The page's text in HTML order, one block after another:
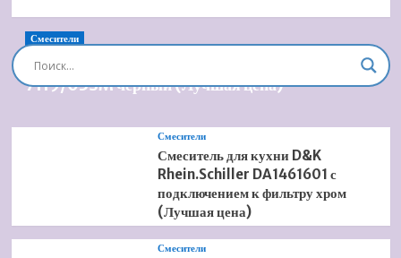
Смесители
Душевая система встроенная Timo Briana SX-
7119/03SM черный (Лучшая цена)
Смесители
Смеситель для кухни D&K
Rhein.Schiller DA1461601 с
подключением к фильтру хром
(Лучшая цена)
Смесители